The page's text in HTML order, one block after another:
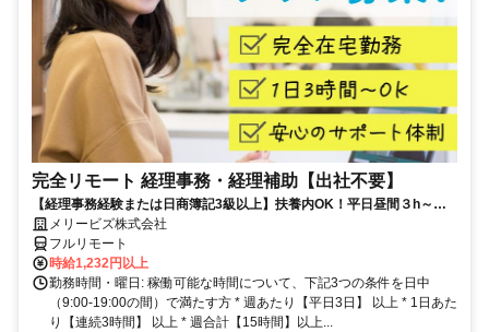
完全リモート 経理事務・経理補助【出社不要】
【経理事務経験または日商簿記3級以上】扶養内OK！平日昼間３h～。
完全在宅で育児・介護中の方も大歓迎♪
メリービズ株式会社
フルリモート
時給1,232円以上
勤務時間・曜日: 稼働可能な時間について、下記3つの条件を日中
（9:00-19:00の間）で満たす方 * 週あたり【平日3日】 以上 * 1日あた
り【連続3時間】 以上 * 週合計【15時間】以上...